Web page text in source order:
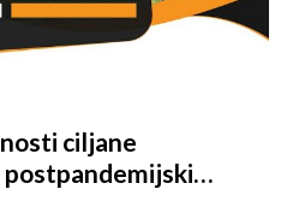
ciljane
postpandemijski